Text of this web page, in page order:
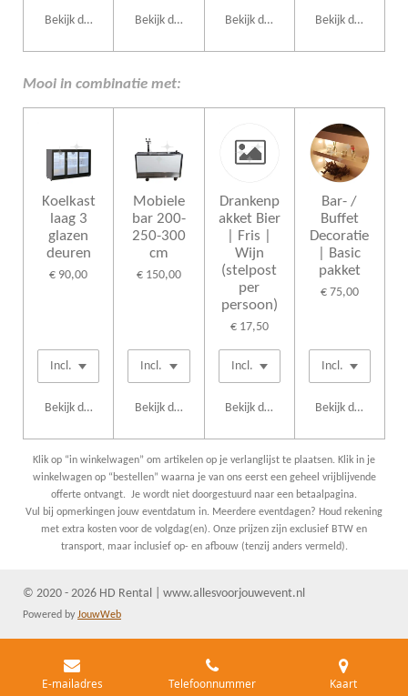
Bekijk details Bekijk details Bekijk details Bekijk details
Mooi in combinatie met:
Koelkast
laag 3
glazen
deuren
€ 90,00
Bekijk details
Mobiele
bar 200-
250-300
cm
€ 150,00
Bekijk details
Drankenp
akket Bier
| Fris |
Wijn
(stelpost
per
persoon)
€ 17,50
Bekijk details
Bar- /
Buffet
Decoratie
| Basic
pakket
€ 75,00
Bekijk details
Klik op “in winkelwagen” om artikelen op je verlanglijst te plaatsen. Klik in je
winkelwagen op “bestellen” waarna je van ons eerst een geheel vrijblijvende
offerte ontvangt. Je wordt niet doorgestuurd naar een betaalpagina.
Vul bij opmerkingen jouw eventdatum in. Meerdere eventdagen? Houd rekening
met extra kosten voor de volgdag(en). Onze prijzen zijn exclusief BTW en
transport, maar inclusief op- en afbouw (tenzij anders vermeld).
© 2020 - 2026 HD Rental | www.allesvoorjouwevent.nl
Powered by JouwWeb
E-mailadres Telefoonnummer Kaart